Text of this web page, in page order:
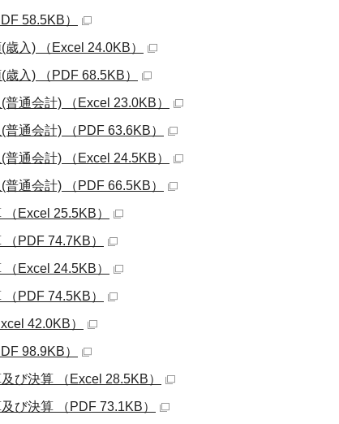
58.5KB）
入) （Excel 24.0KB）
入) （PDF 68.5KB）
通会計) （Excel 23.0KB）
通会計) （PDF 63.6KB）
通会計) （Excel 24.5KB）
通会計) （PDF 66.5KB）
Excel 25.5KB）
PDF 74.7KB）
Excel 24.5KB）
PDF 74.5KB）
42.0KB）
98.9KB）
び決算 （Excel 28.5KB）
び決算 （PDF 73.1KB）